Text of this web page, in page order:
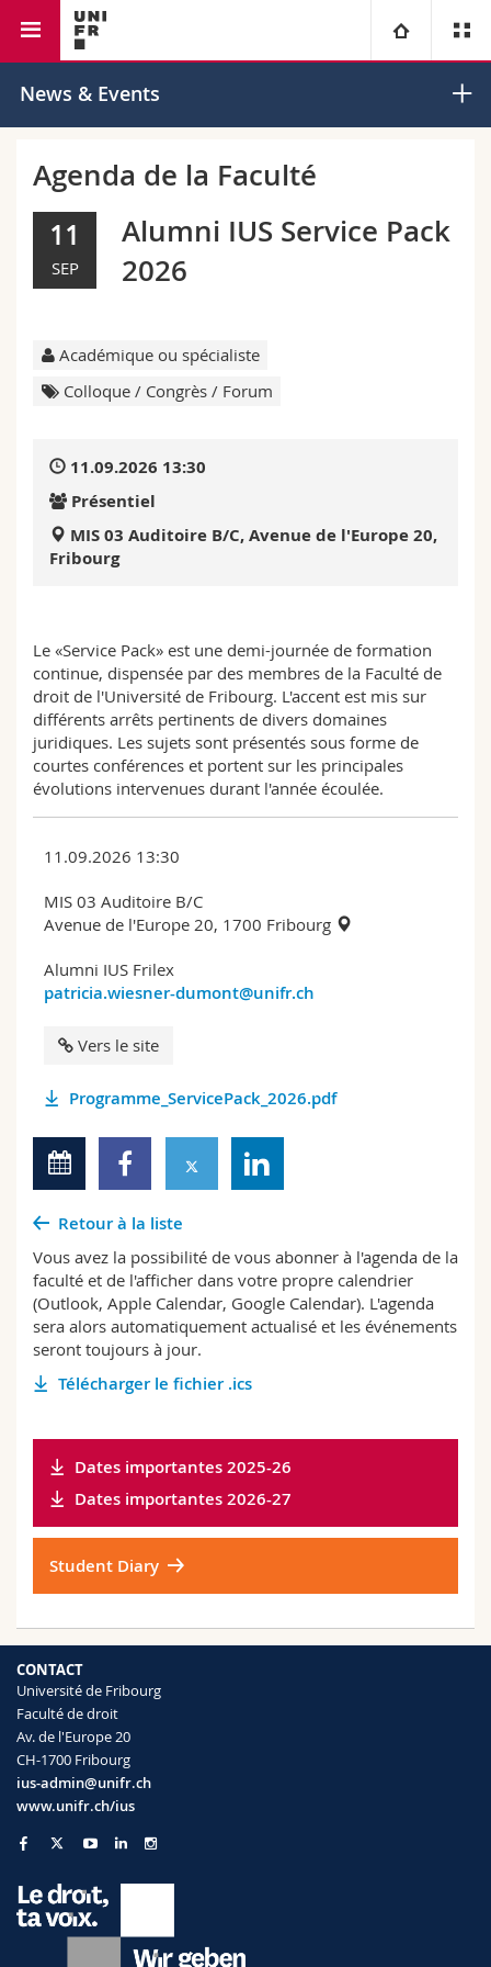
Université
Campus
Recherche
Formation continue
Théologie
Droit
Lettres et sciences humaines
Sciences et médecine
Interfacultaire
Vous êtes
Futurs étudiants
Médias
Collaborateurs
Doctorants
Ressources
Plan d'accès
Webmail
Programme des cours
News & Events
Agenda de la Faculté
11
SEP
Alumni IUS Service Pack
2026
Académique ou spécialiste
Colloque / Congrès / Forum
11.09.2026 13:30
Présentiel
MIS 03 Auditoire B/C, Avenue de l'Europe 20,
Fribourg
Le «Service Pack» est une demi-journée de formation
continue, dispensée par des membres de la Faculté de
droit de l'Université de Fribourg. L'accent est mis sur
différents arrêts pertinents de divers domaines
juridiques. Les sujets sont présentés sous forme de
courtes conférences et portent sur les principales
évolutions intervenues durant l'année écoulée.
11.09.2026 13:30
MIS 03 Auditoire B/C
Avenue de l'Europe 20, 1700 Fribourg
Alumni IUS Frilex
patricia.wiesner-dumont@unifr.ch
Vers le site
Programme_ServicePack_2026.pdf
Retour à la liste
Vous avez la possibilité de vous abonner à l'agenda de la
faculté et de l'afficher dans votre propre calendrier
(Outlook, Apple Calendar, Google Calendar). L'agenda
sera alors automatiquement actualisé et les événements
seront toujours à jour.
Télécharger le fichier .ics
Dates importantes 2025-26
Dates importantes 2026-27
Student Diary
CONTACT
Université de Fribourg
Faculté de droit
Av. de l'Europe 20
CH-1700 Fribourg
ius-admin@unifr.ch
www.unifr.ch/ius